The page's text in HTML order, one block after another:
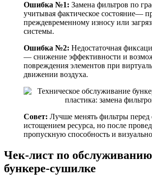
Ошибка №1: Замена фильтров по
учитывая фактическое состояние—
преждевременному износу или
системы.
Ошибка №2: Недостаточная
— снижение эффективности и
повреждения элементов при
движении воздуха.
Совет: Лучше менять фильтры
истощением ресурса, но после
пропускную способность и
Чек-лист по
бункере-сушилке